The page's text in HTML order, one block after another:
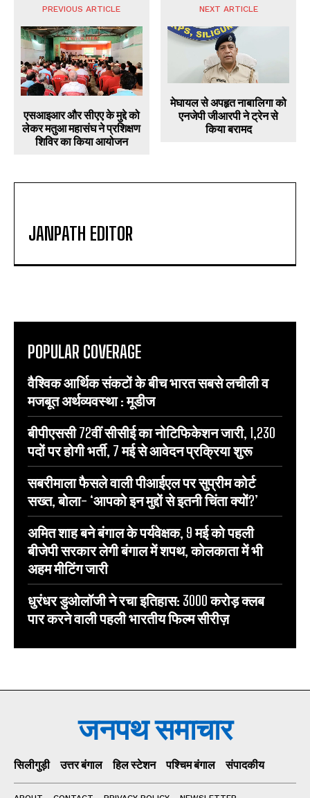
PREVIOUS ARTICLE
एसआइआर और सीएए के मुद्दे को
लेकर मतुआ महासंघ ने प्रशिक्षण
शिविर का किया आयोजन
NEXT ARTICLE
मेघायल से अपहृत नाबालिगा को
एनजेपी जीआरपी ने ट्रेन से
किया बरामद
JANPATH EDITOR
POPULAR COVERAGE
वैश्विक आर्थिक संकटों के बीच भारत सबसे लचीली व
मजबूत अर्थव्यवस्था : मूडीज
बीपीएससी 72वीं सीसीई का नोटिफिकेशन जारी, 1,230
पदों पर होगी भर्ती, 7 मई से आवेदन प्रक्रिया शुरू
सबरीमाला फैसले वाली पीआईएल पर सुप्रीम कोर्ट
सख्त, बोला- ‘आपको इन मुद्दों से इतनी चिंता क्यों?’
अमित शाह बने बंगाल के पर्यवेक्षक, 9 मई को पहली
बीजेपी सरकार लेगी बंगाल में शपथ, कोलकाता में भी
अहम मीटिंग जारी
धुरंधर डुओलॉजी ने रचा इतिहास: 3000 करोड़ क्लब
पार करने वाली पहली भारतीय फिल्म सीरीज़
जनपथ समाचार
सिलीगुड़ी उत्तर बंगाल हिल स्टेशन पश्चिम बंगाल संपादकीय